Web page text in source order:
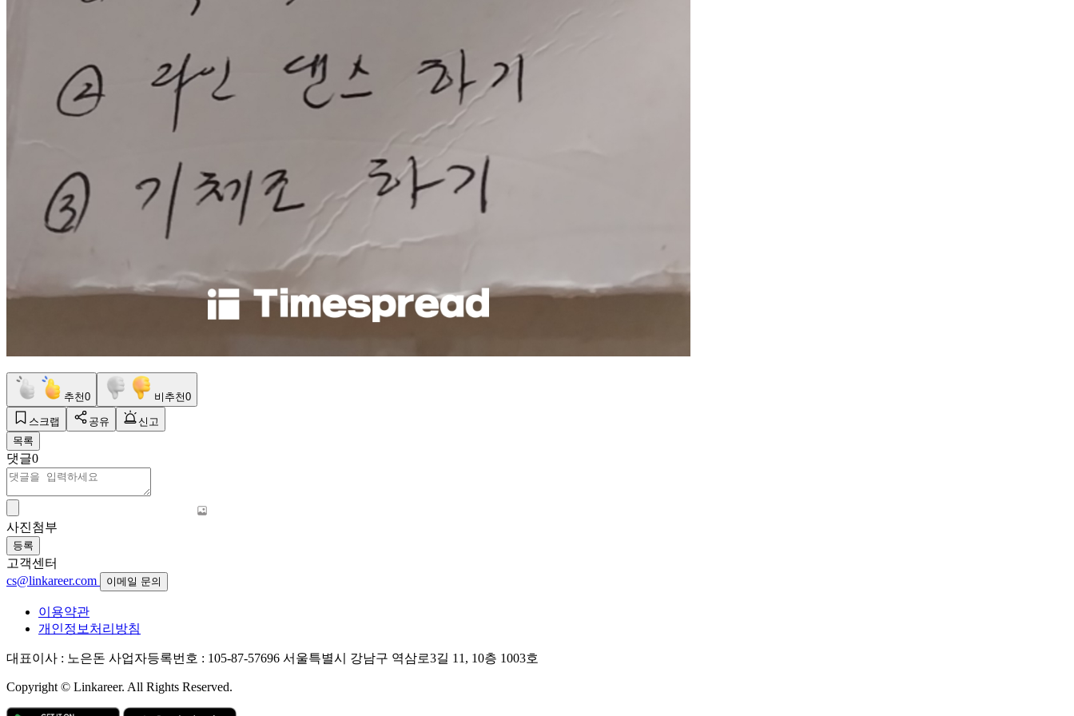
추천0 비추천0
스크랩 공유
신고
목록
댓글0
사진첨부
등록
고객센터
cs@linkareer.com
이메일 문의
이용약관
개인정보처리방침
대표이사 : 노은돈 사업자등록번호 : 105-87-57696 서울특별시 강남구 역삼로3길 11, 10층 1003호
Copyright © Linkareer. All Rights Reserved.